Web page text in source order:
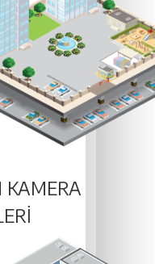
KAMERA